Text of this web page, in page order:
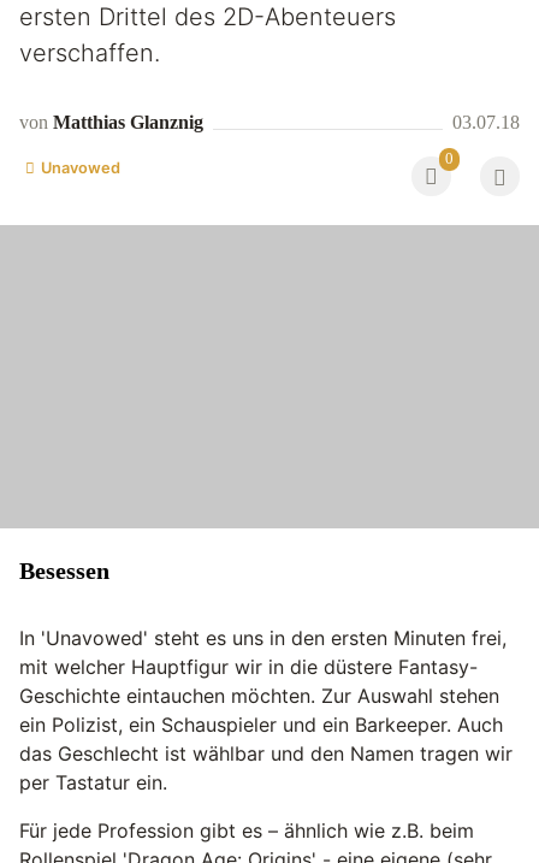
ersten Drittel des 2D-Abenteuers
verschaffen.
von Matthias Glanznig 03.07.18
Unavowed 0
Besessen
In 'Unavowed' steht es uns in den ersten Minuten frei,
mit welcher Hauptfigur wir in die düstere Fantasy-
Geschichte eintauchen möchten. Zur Auswahl stehen
ein Polizist, ein Schauspieler und ein Barkeeper. Auch
das Geschlecht ist wählbar und den Namen tragen wir
per Tastatur ein.
Für jede Profession gibt es – ähnlich wie z.B. beim